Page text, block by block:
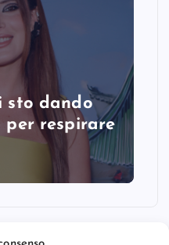
sto dando
per respirare